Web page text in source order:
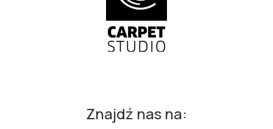
Znajdź nas na: